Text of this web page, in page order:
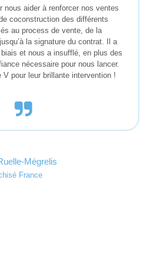
nous aider à renforcer nos ventes
coconstruction des différents
au process de vente, de la
la signature du contrat. Il a
et nous a insufflé, en plus des
nécessaire pour nous lancer.
V pour leur brillante intervention !
Mégrelis
France